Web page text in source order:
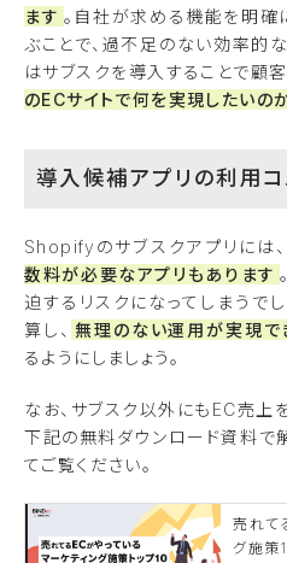
ます 。自社が求める機能を明確
ぶことで、過不足のない効率的
はサブスクを導入することで顧
のECサイトで何を実現したいの
導入候補アプリの利用コ
Shopifyのサブスクアプリには
数料が必要なアプリもあります
迫するリスクになってしまうで
算し、 無理のない運用が実現で
るようにしましょう。
なお、サブスク以外にもEC売上
下記の無料ダウンロード資料で
てご覧ください。
売れて
グ施策